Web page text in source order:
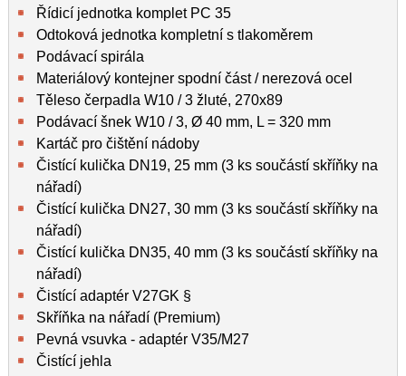
Řídicí jednotka komplet PC 35
Odtoková jednotka kompletní s tlakoměrem
Podávací spirála
Materiálový kontejner spodní část / nerezová ocel
Těleso čerpadla W10 / 3 žluté, 270x89
Podávací šnek W10 / 3, Ø 40 mm, L = 320 mm
Kartáč pro čištění nádoby
Čistící kulička DN19, 25 mm (3 ks součástí skříňky na
nářadí)
Čistící kulička DN27, 30 mm (3 ks součástí skříňky na
nářadí)
Čistící kulička DN35, 40 mm (3 ks součástí skříňky na
nářadí)
Čistící adaptér V27GK §
Skříňka na nářadí (Premium)
Pevná vsuvka - adaptér V35/M27
Čistící jehla